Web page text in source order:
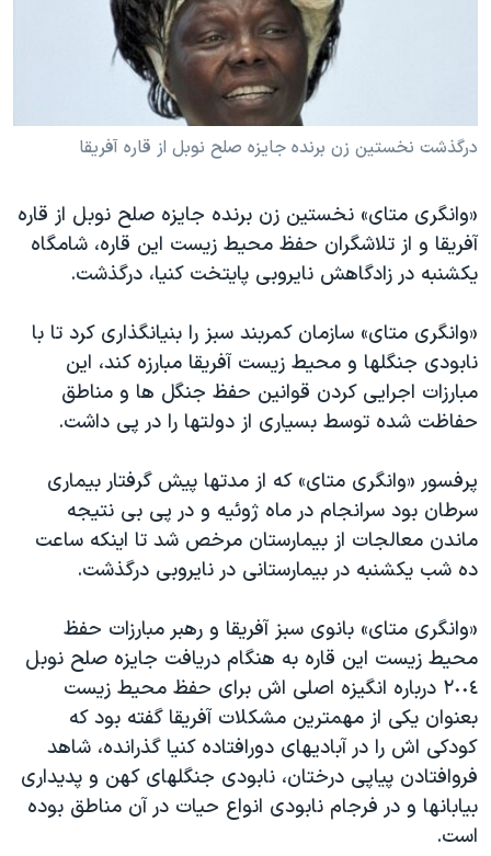
علم و فناوری
گالری عکس
آرشیو پخش زنده
انتخابات ریاست جمهوری آمریکا ۲۰۲۴
حمله جمهوری اسلامی به اسرائیل
رمز مهسا
اعتراضات زن، زندگی، آزادی
مجموعه مستندهای دادخواهی
دادگاه حمید نوری
چهل سال گروگان‌گیری
قانون شفافیت دارائی کادر رهبری ایران
اسرائیل در جنگ
نرگس محمدی برنده جایزه نوبل صلح
همایش محافظه‌کاران آمریکا «سی‌پک»
سفر پرزیدنت ترامپ به چین
درگذشت نخستين زن برنده جايزه صلح نوبل از قاره آفريقا
«وانگری متای» نخستين زن برنده جايزه صلح نوبل از قاره
آفريقا و از تلاشگران حفظ محيط زيست اين قاره، شامگاه
يکشنبه در زادگاهش نايروبی پايتخت کنيا، درگذشت.
«وانگری متای» سازمان کمربند سبز را بنيانگذاری کرد تا با
نابودی جنگلها و محيط زيست آفريقا مبارزه کند، اين
مبارزات اجرايی کردن قوانين حفظ جنگل ها و مناطق
حفاظت شده توسط بسياری از دولتها را در پی داشت.
پرفسور «وانگری متای» که از مدتها پيش گرفتار بيماری
سرطان بود سرانجام در ماه ژوئيه و در پی بی نتيجه
ماندن معالجات از بيمارستان مرخص شد تا اينکه ساعت
ده شب يکشنبه در بيمارستانی در نايروبی درگذشت.
«وانگری متای» بانوی سبز آفريقا و رهبر مبارزات حفظ
محيط زيست اين قاره به هنگام دريافت جايزه صلح نوبل
٢٠٠٤ درباره انگيزه اصلی اش برای حفظ محيط زيست
بعنوان يکی از مهمترين مشکلات آفريقا گفته بود که
کودکی اش را در آباديهای دورافتاده کنيا گذرانده، شاهد
فروافتادن پياپی درختان، نابودی جنگلهای کهن و پديداری
بيابانها و در فرجام نابودی انواع حيات در آن مناطق بوده
است.